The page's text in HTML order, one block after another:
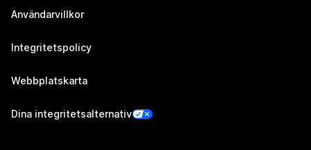
Användarvillkor
Integritetspolicy
Webbplatskarta
Dina integritetsalternativ